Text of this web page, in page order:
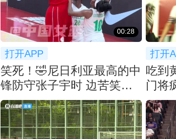
00:28
打开APP
笑死！🤣尼日利亚最高的中
锋防守张子宇时 边苦笑边
弃防
打开
吃到
门将